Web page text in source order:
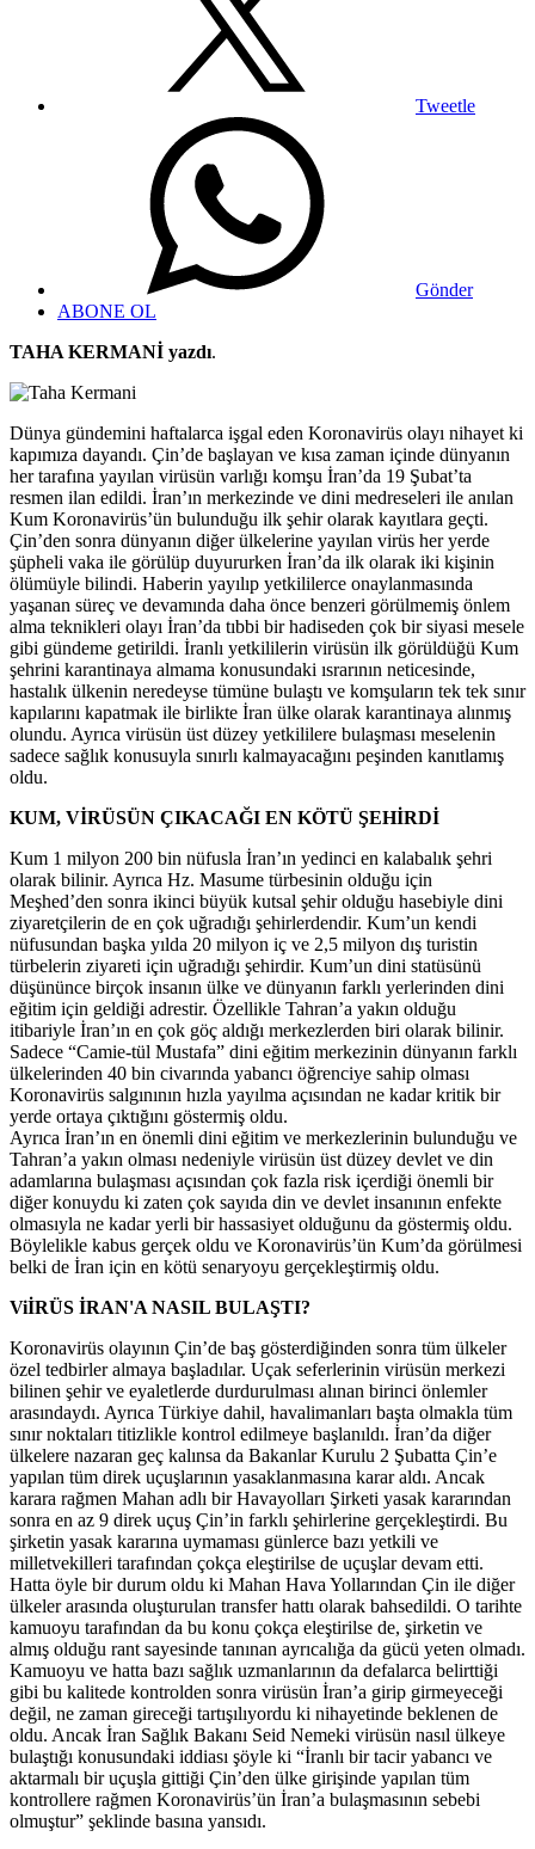
Tweetle
Gönder
ABONE OL
TAHA KERMANİ yazdı.
Dünya gündemini haftalarca işgal eden Koronavirüs olayı nihayet ki
kapımıza dayandı. Çin’de başlayan ve kısa zaman içinde dünyanın
her tarafına yayılan virüsün varlığı komşu İran’da 19 Şubat’ta
resmen ilan edildi. İran’ın merkezinde ve dini medreseleri ile anılan
Kum Koronavirüs’ün bulunduğu ilk şehir olarak kayıtlara geçti.
Çin’den sonra dünyanın diğer ülkelerine yayılan virüs her yerde
şüpheli vaka ile görülüp duyururken İran’da ilk olarak iki kişinin
ölümüyle bilindi. Haberin yayılıp yetkililerce onaylanmasında
yaşanan süreç ve devamında daha önce benzeri görülmemiş önlem
alma teknikleri olayı İran’da tıbbi bir hadiseden çok bir siyasi mesele
gibi gündeme getirildi. İranlı yetkililerin virüsün ilk görüldüğü Kum
şehrini karantinaya almama konusundaki ısrarının neticesinde,
hastalık ülkenin neredeyse tümüne bulaştı ve komşuların tek tek sınır
kapılarını kapatmak ile birlikte İran ülke olarak karantinaya alınmış
olundu. Ayrıca virüsün üst düzey yetkililere bulaşması meselenin
sadece sağlık konusuyla sınırlı kalmayacağını peşinden kanıtlamış
oldu.
KUM, VİRÜSÜN ÇIKACAĞI EN KÖTÜ ŞEHİRDİ
Kum 1 milyon 200 bin nüfusla İran’ın yedinci en kalabalık şehri
olarak bilinir. Ayrıca Hz. Masume türbesinin olduğu için
Meşhed’den sonra ikinci büyük kutsal şehir olduğu hasebiyle dini
ziyaretçilerin de en çok uğradığı şehirlerdendir. Kum’un kendi
nüfusundan başka yılda 20 milyon iç ve 2,5 milyon dış turistin
türbelerin ziyareti için uğradığı şehirdir. Kum’un dini statüsünü
düşününce birçok insanın ülke ve dünyanın farklı yerlerinden dini
eğitim için geldiği adrestir. Özellikle Tahran’a yakın olduğu
itibariyle İran’ın en çok göç aldığı merkezlerden biri olarak bilinir.
Sadece “Camie-tül Mustafa” dini eğitim merkezinin dünyanın farklı
ülkelerinden 40 bin civarında yabancı öğrenciye sahip olması
Koronavirüs salgınının hızla yayılma açısından ne kadar kritik bir
yerde ortaya çıktığını göstermiş oldu.
Ayrıca İran’ın en önemli dini eğitim ve merkezlerinin bulunduğu ve
Tahran’a yakın olması nedeniyle virüsün üst düzey devlet ve din
adamlarına bulaşması açısından çok fazla risk içerdiği önemli bir
diğer konuydu ki zaten çok sayıda din ve devlet insanının enfekte
olmasıyla ne kadar yerli bir hassasiyet olduğunu da göstermiş oldu.
Böylelikle kabus gerçek oldu ve Koronavirüs’ün Kum’da görülmesi
belki de İran için en kötü senaryoyu gerçekleştirmiş oldu.
ViİRÜS İRAN'A NASIL BULAŞTI?
Koronavirüs olayının Çin’de baş gösterdiğinden sonra tüm ülkeler
özel tedbirler almaya başladılar. Uçak seferlerinin virüsün merkezi
bilinen şehir ve eyaletlerde durdurulması alınan birinci önlemler
arasındaydı. Ayrıca Türkiye dahil, havalimanları başta olmakla tüm
sınır noktaları titizlikle kontrol edilmeye başlanıldı. İran’da diğer
ülkelere nazaran geç kalınsa da Bakanlar Kurulu 2 Şubatta Çin’e
yapılan tüm direk uçuşlarının yasaklanmasına karar aldı. Ancak
karara rağmen Mahan adlı bir Havayolları Şirketi yasak kararından
sonra en az 9 direk uçuş Çin’in farklı şehirlerine gerçekleştirdi. Bu
şirketin yasak kararına uymaması günlerce bazı yetkili ve
milletvekilleri tarafından çokça eleştirilse de uçuşlar devam etti.
Hatta öyle bir durum oldu ki Mahan Hava Yollarından Çin ile diğer
ülkeler arasında oluşturulan transfer hattı olarak bahsedildi. O tarihte
kamuoyu tarafından da bu konu çokça eleştirilse de, şirketin ve
almış olduğu rant sayesinde tanınan ayrıcalığa da gücü yeten olmadı.
Kamuoyu ve hatta bazı sağlık uzmanlarının da defalarca belirttiği
gibi bu kalitede kontrolden sonra virüsün İran’a girip girmeyeceği
değil, ne zaman gireceği tartışılıyordu ki nihayetinde beklenen de
oldu. Ancak İran Sağlık Bakanı Seid Nemeki virüsün nasıl ülkeye
bulaştığı konusundaki iddiası şöyle ki “İranlı bir tacir yabancı ve
aktarmalı bir uçuşla gittiği Çin’den ülke girişinde yapılan tüm
kontrollere rağmen Koronavirüs’ün İran’a bulaşmasının sebebi
olmuştur” şeklinde basına yansıdı.